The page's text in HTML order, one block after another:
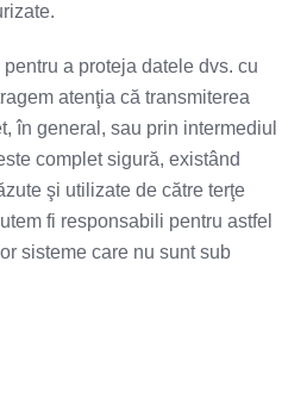
a proteja datele dvs. cu
atenţia că transmiterea
în general, sau prin intermediul
complet sigură, existând
şi utilizate de către terţe
fi responsabili pentru astfel
sisteme care nu sunt sub